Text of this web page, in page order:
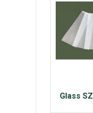
Glass